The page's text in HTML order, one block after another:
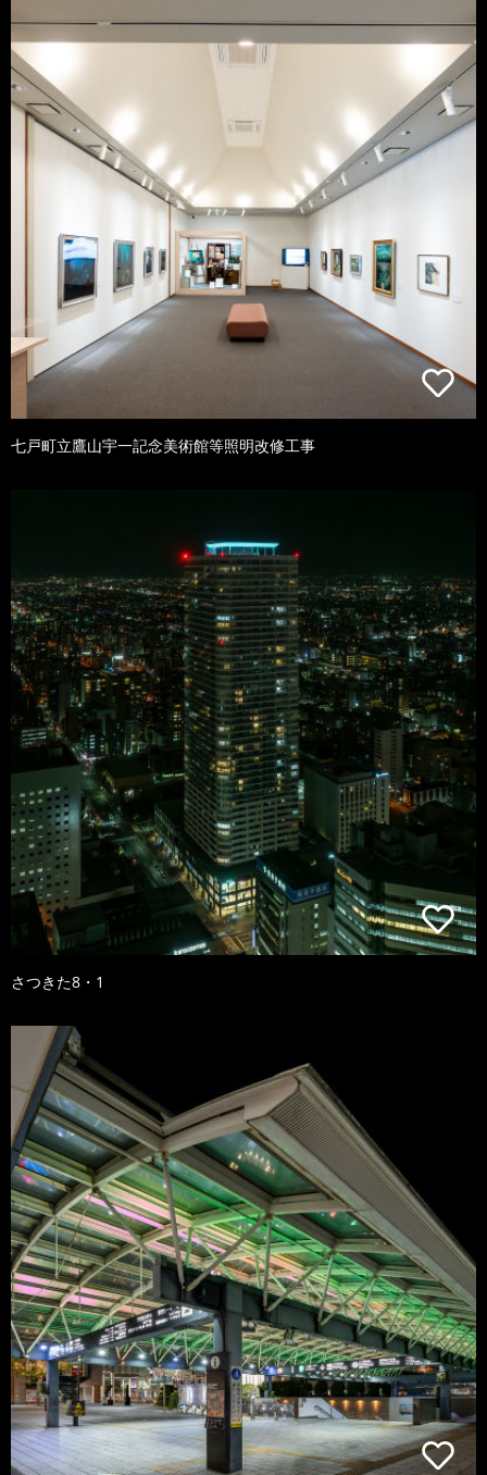
七戸町立鷹山宇一記念美術館等照明改修工事
さつきた8・1